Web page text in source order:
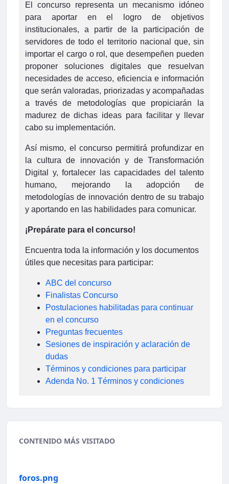
El concurso representa un mecanismo idóneo
para aportar en el logro de objetivos
institucionales, a partir de la participación de
servidores de todo el territorio nacional que, sin
importar el cargo o rol, que desempeñen pueden
proponer soluciones digitales que resuelvan
necesidades de acceso, eficiencia e información
que serán valoradas, priorizadas y acompañadas
a través de metodologías que propiciarán la
madurez de dichas ideas para facilitar y llevar
cabo su implementación.
Así mismo, el concurso permitirá profundizar en
la cultura de innovación y de Transformación
Digital y, fortalecer las capacidades del talento
humano, mejorando la adopción de
metodologías de innovación dentro de su trabajo
y aportando en las habilidades para comunicar.
¡Prepárate para el concurso!
Encuentra toda la información y los documentos
útiles que necesitas para participar:
ABC del concurso
Finalistas Concurso
Postulaciones habilitadas para continuar
en el concurso
Preguntas frecuentes
Sesiones de inspiración y aclaración de
dudas
Términos y condiciones para participar
Adenda No. 1 Términos y condiciones
CONTENIDO MÁS VISITADO
foros.png